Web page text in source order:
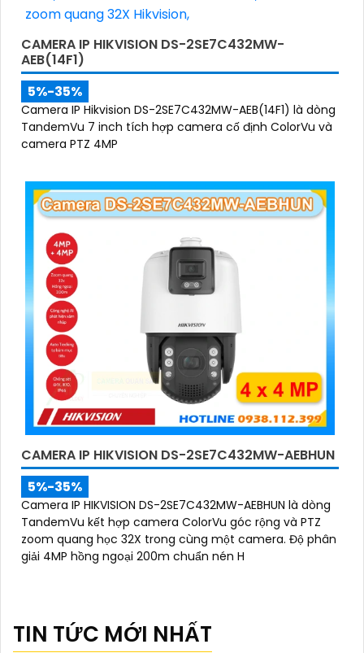
CAMERA IP HIKVISION DS-2SE7C432MW-
AEB(14F1)
5%-35%
Camera IP Hikvision DS-2SE7C432MW-AEB(14F1) là dòng
TandemVu 7 inch tích hợp camera cố định ColorVu và
camera PTZ 4MP
CAMERA IP HIKVISION DS-2SE7C432MW-AEBHUN
5%-35%
Camera IP HIKVISION DS-2SE7C432MW-AEBHUN là dòng
TandemVu kết hợp camera ColorVu góc rộng và PTZ
zoom quang học 32X trong cùng một camera. Độ phân
giải 4MP hồng ngoại 200m chuẩn nén H
TIN TỨC MỚI NHẤT